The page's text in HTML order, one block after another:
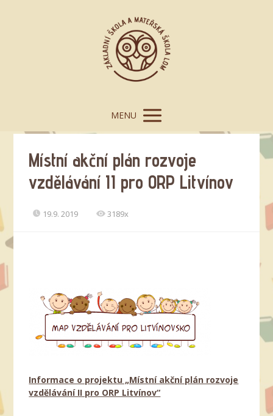
MENU
Místní akční plán rozvoje
vzdělávání II pro ORP Litvínov
19.9. 2019 3189x
Informace o projektu „Místní akční plán rozvoje
vzdělávání II pro ORP Litvínov“